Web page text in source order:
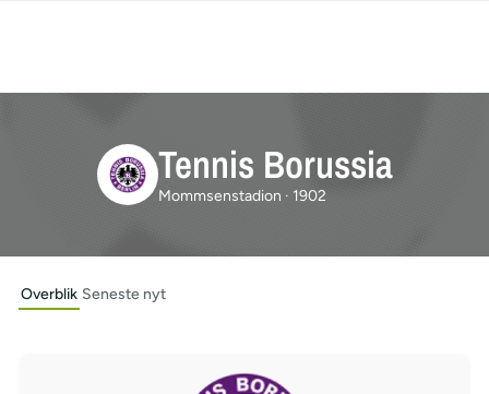
Tennis Borussia
Mommsenstadion · 1902
Overblik Seneste nyt